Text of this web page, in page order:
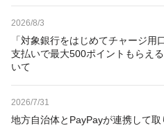
2026/8/3
「対象銀行をはじめてチャージ用
支払いで最大500ポイントもらえ
いて
2026/7/31
地方自治体とPayPayが連携して取